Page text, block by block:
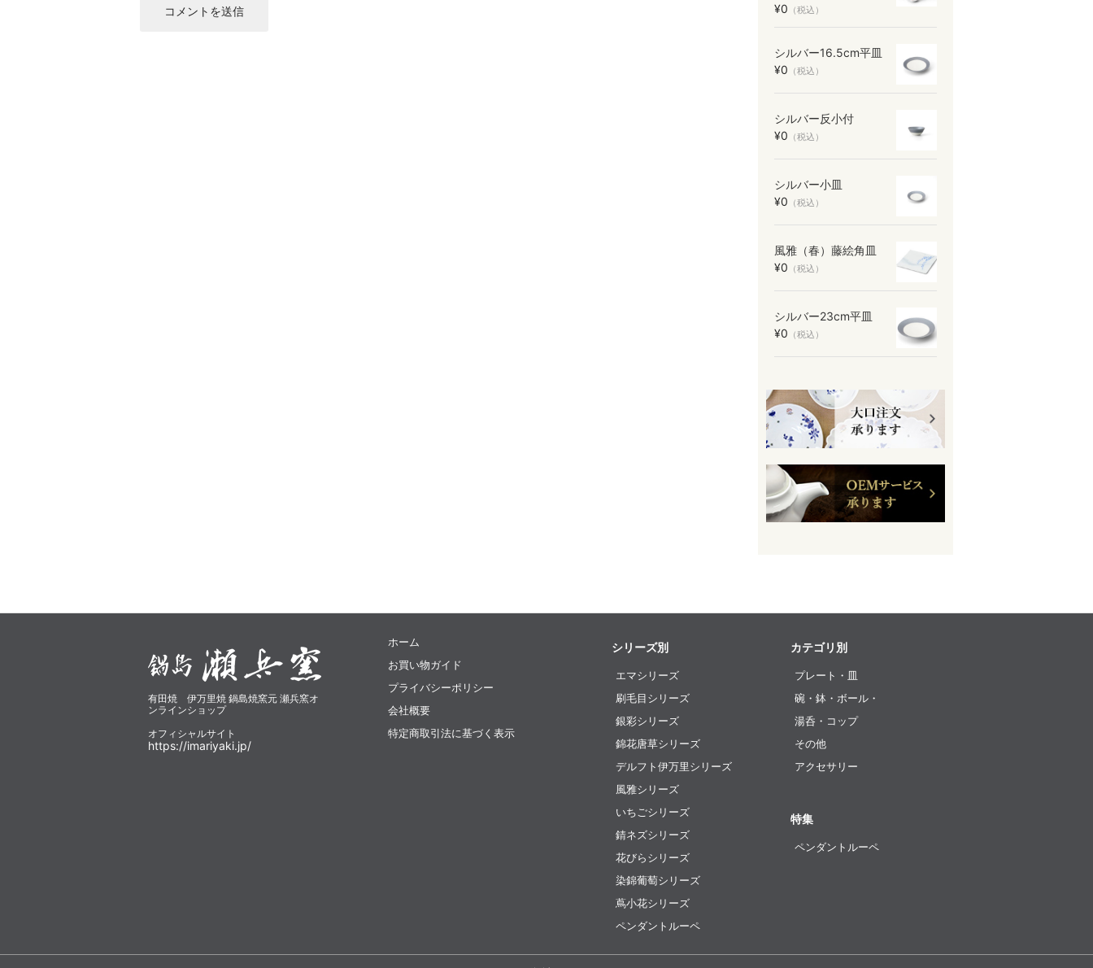
¥0 （税込）
シルバー16.5cm平皿
¥0 （税込）
シルバー反小付
¥0 （税込）
シルバー小皿
¥0 （税込）
風雅（春）藤絵角皿
¥0 （税込）
シルバー23cm平皿
¥0 （税込）
有田焼 伊万里焼 鍋島焼窯元 瀬兵窯オ
ンラインショップ
オフィシャルサイト
https://imariyaki.jp/
ホーム
お買い物ガイド
プライバシーポリシー
会社概要
特定商取引法に基づく表示
シリーズ別
エマシリーズ
刷毛目シリーズ
銀彩シリーズ
錦花唐草シリーズ
デルフト伊万里シリーズ
風雅シリーズ
いちごシリーズ
錆ネズシリーズ
花びらシリーズ
染錦葡萄シリーズ
蔦小花シリーズ
ペンダントルーペ
カテゴリ別
プレート・皿
碗・鉢・ボール・
湯呑・コップ
その他
アクセサリー
特集
ペンダントルーペ